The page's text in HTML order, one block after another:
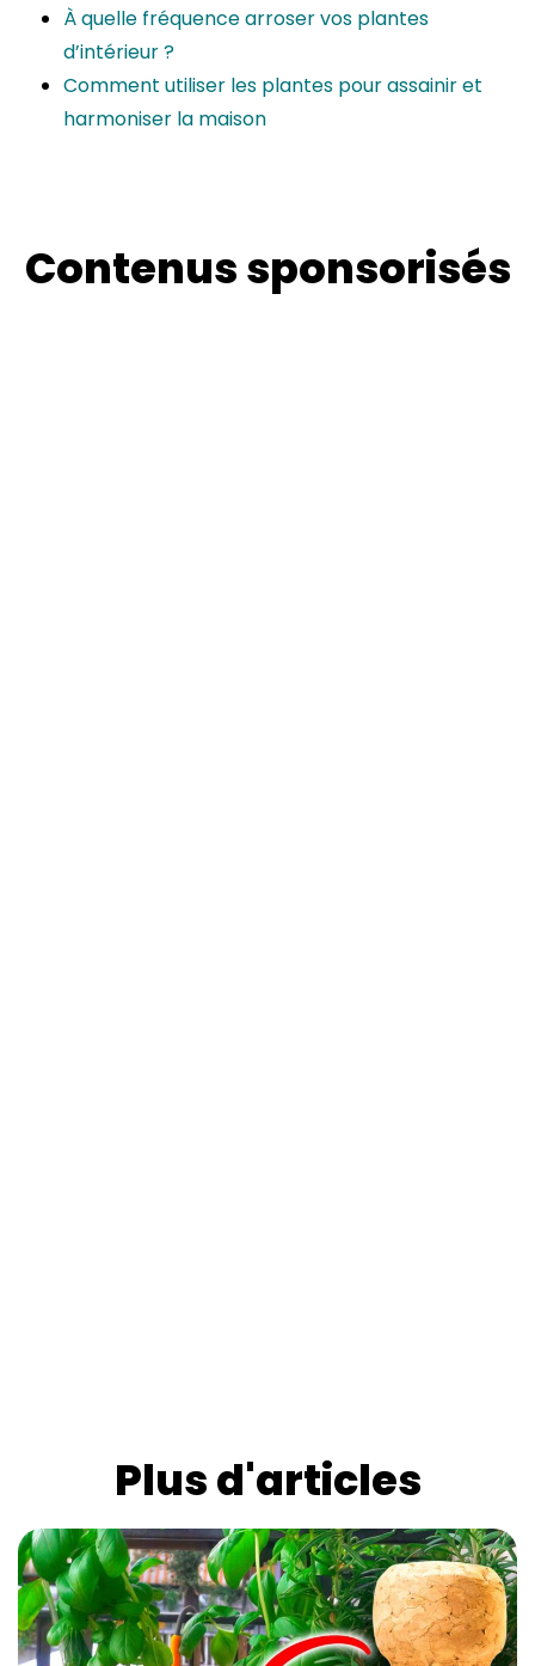
À quelle fréquence arroser vos plantes
d’intérieur ?
Comment utiliser les plantes pour assainir et
harmoniser la maison
Contenus sponsorisés
Plus d'articles